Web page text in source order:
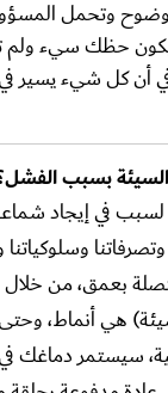
وتحمل
حظك سيء ولم
أن كل شيء يسير
بسبب
لسبب في إيجاد
وتصرفاتنا
بعمق، من خلال
هي أنماط،
سيستمر دماغك